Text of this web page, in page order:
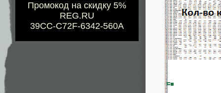
Промокод на скидку 5%
REG.RU
39CC-C72F-6342-560A